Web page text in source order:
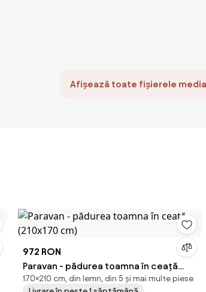
Afișează toate fișierele
972 RON
Paravan - pădurea toamna în ceață
(210x170 cm)
170×210 cm, din lemn, din 5 și mai multe piese